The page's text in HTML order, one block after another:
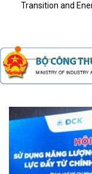
Transition and